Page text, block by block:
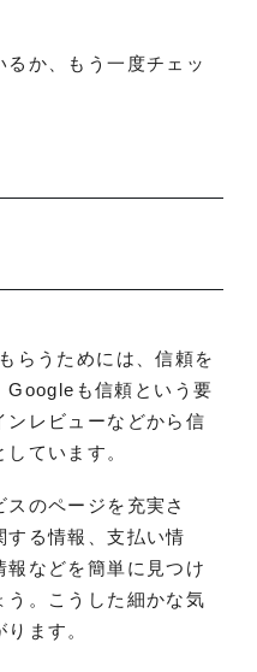
か、もう一度チェッ
らうためには、信頼を
Googleも信頼という要
ンレビューなどから信
ています。
のページを充実さ
する情報、支払い情
などを簡単に見つけ
う。こうした細かな気
ます。